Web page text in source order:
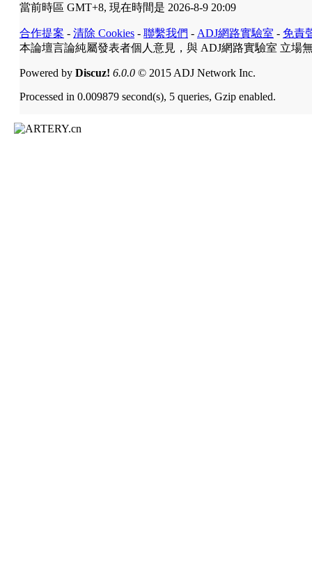
當前時區 GMT+8, 現在時間是 2026-8-9 20:09
合作提案 - 清除 Cookies - 聯繫我們 - ADJ網路實驗室 - 免責
本論壇言論純屬發表者個人意見，與 ADJ網路實驗室 立場
Powered by Discuz! 6.0.0 © 2015 ADJ Network Inc.
Processed in 0.009879 second(s), 5 queries, Gzip enabled.